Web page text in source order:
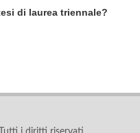
di laurea triennale?